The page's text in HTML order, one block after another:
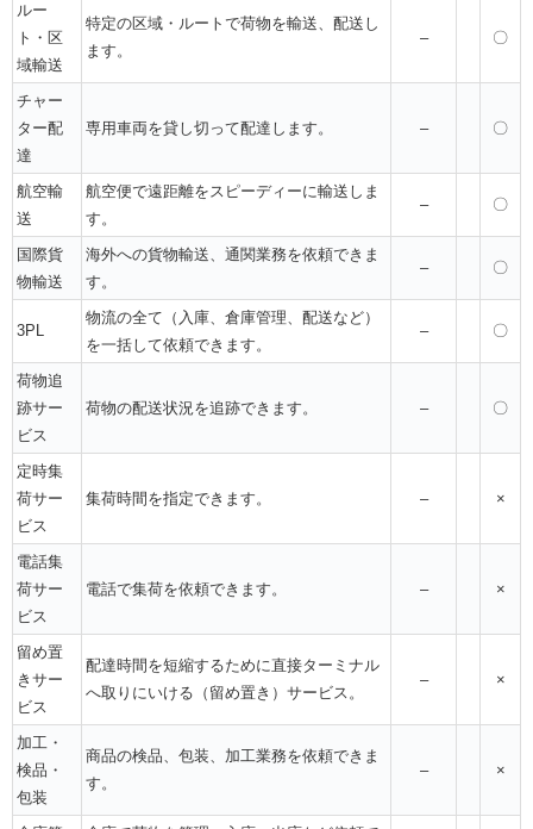
ルー
ト・区
域輸送
特定の区域・ルートで荷物を輸送、配送し
ます。
– 〇
チャー
ター配
達
専用車両を貸し切って配達します。 – 〇
航空輸
送
航空便で遠距離をスピーディーに輸送しま
す。
– 〇
国際貨
物輸送
海外への貨物輸送、通関業務を依頼できま
す。
– 〇
3PL
物流の全て（入庫、倉庫管理、配送など）
を一括して依頼できます。
– 〇
荷物追
跡サー
ビス
荷物の配送状況を追跡できます。 – 〇
定時集
荷サー
ビス
集荷時間を指定できます。 – ×
電話集
荷サー
ビス
電話で集荷を依頼できます。 – ×
留め置
きサー
ビス
配達時間を短縮するために直接ターミナル
へ取りにいける（留め置き）サービス。
– ×
加工・
検品・
包装
商品の検品、包装、加工業務を依頼できま
す。
– ×